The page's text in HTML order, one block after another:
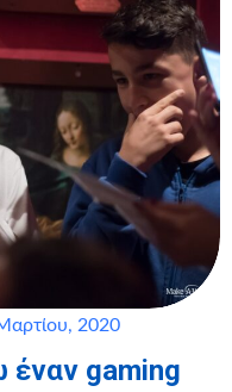
2020
έναν gaming